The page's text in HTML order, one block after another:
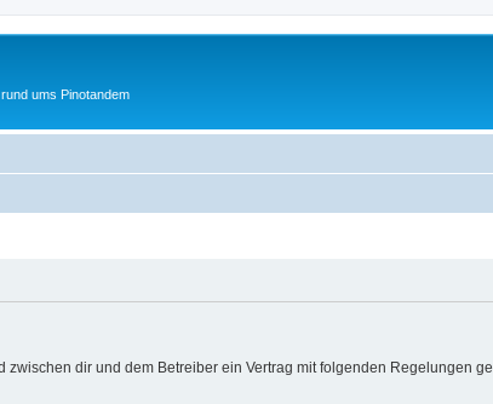
ums Pinotandem
zwischen dir und dem Betreiber ein Vertrag mit folgenden Regelungen